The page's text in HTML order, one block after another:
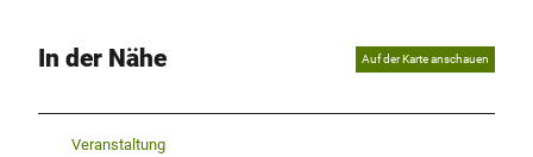
In der Nähe Auf der Karte anschauen
Veranstaltung